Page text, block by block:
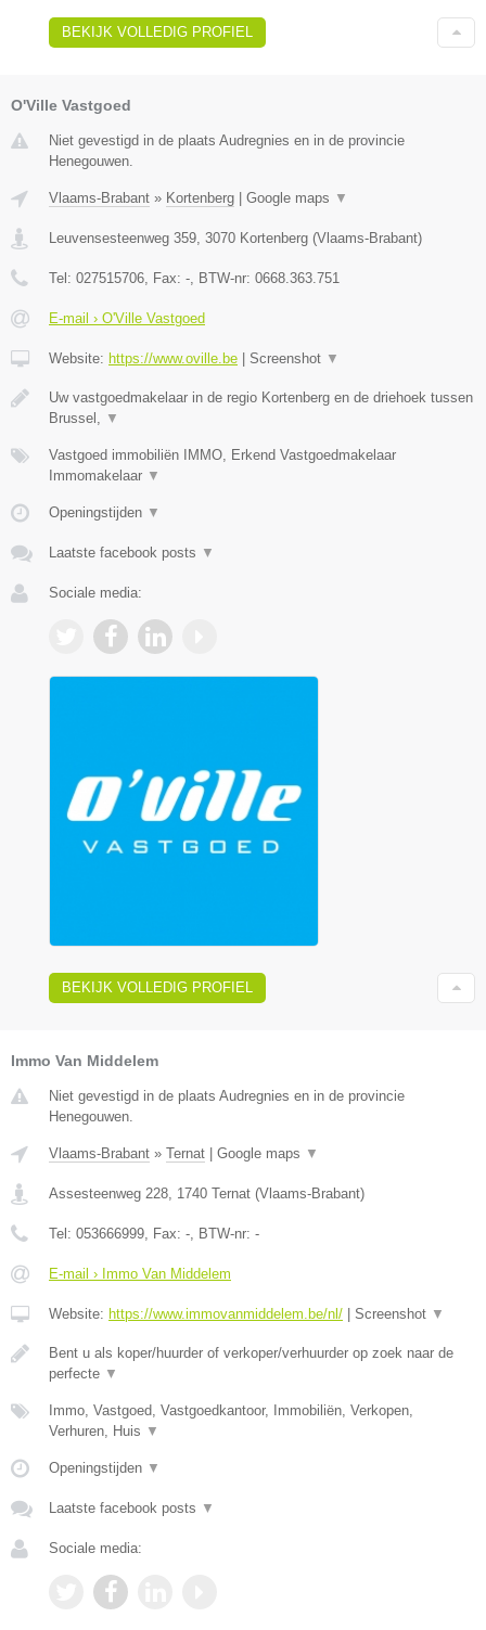
BEKIJK VOLLEDIG PROFIEL
O'Ville Vastgoed
Niet gevestigd in de plaats Audregnies en in de provincie
Henegouwen.
Vlaams-Brabant » Kortenberg Google maps ▼
Leuvensesteenweg 359, 3070 Kortenberg (Vlaams-Brabant)
Tel: 027515706, Fax: -, BTW-nr: 0668.363.751
E-mail › O'Ville Vastgoed
Website: https://www.oville.be Screenshot ▼
Uw vastgoedmakelaar in de regio Kortenberg en de driehoek tussen
Brussel, ▼
Vastgoed immobiliën IMMO, Erkend Vastgoedmakelaar
Immomakelaar ▼
Openingstijden ▼
Laatste facebook posts ▼
Sociale media:
BEKIJK VOLLEDIG PROFIEL
Immo Van Middelem
Niet gevestigd in de plaats Audregnies en in de provincie
Henegouwen.
Vlaams-Brabant » Ternat Google maps ▼
Assesteenweg 228 1740 Ternat (Vlaams-Brabant)
Tel: 053666999 , Fax: - , BTW-nr: -
E-mail › Immo Van Middelem
Website: https://www.immovanmiddelem.be/nl/ Screenshot ▼
Bent u als koper/huurder of verkoper/verhuurder op zoek naar de
perfecte ▼
Immo, Vastgoed, Vastgoedkantoor, Immobiliën, Verkopen,
Verhuren, Huis ▼
Openingstijden ▼
Laatste facebook posts ▼
Sociale media: